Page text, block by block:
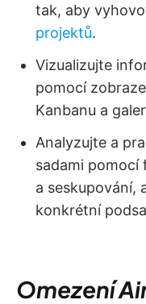
tak, aby
projektů.
Vizualizujte
pomocí
Kanbanu a
Analyzujte a
sadami pomocí
a seskupování,
konkrétní
Omezení